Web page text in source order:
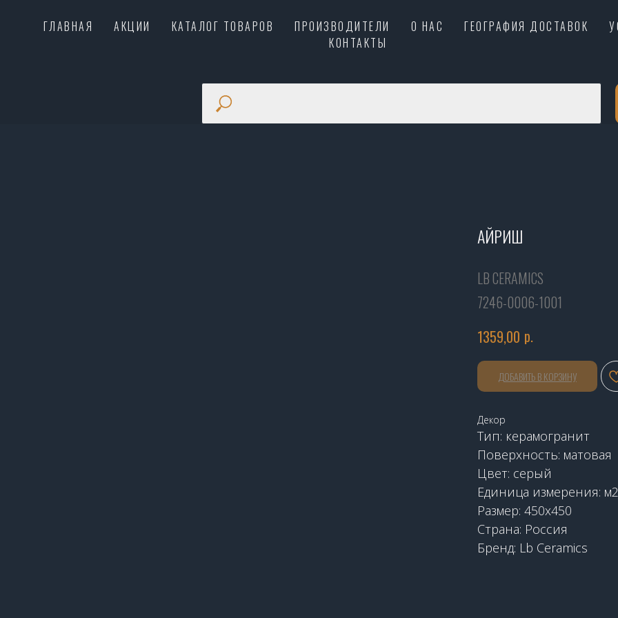
ГЛАВНАЯ АКЦИИ КАТАЛОГ ТОВАРОВ ПРОИЗВОДИТЕЛИ О НАС ГЕОГРАФИЯ ДОСТАВОК
КОНТАКТЫ
АЙРИШ
LB CERAMICS
7246-0006-1001
1359,00 р.
ДОБАВИТЬ В КОРЗИНУ
Декор
Тип: керамогранит
Поверхность: матовая
Цвет: серый
Единица измерения: м2
Размер: 450х450
Страна: Россия
Бренд: Lb Ceramics